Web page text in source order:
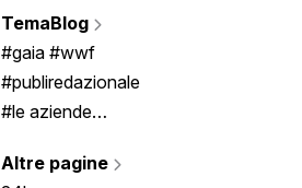
TemaBlog
#gaia #wwf
#publiredazionale
#le aziende
Altre pagine